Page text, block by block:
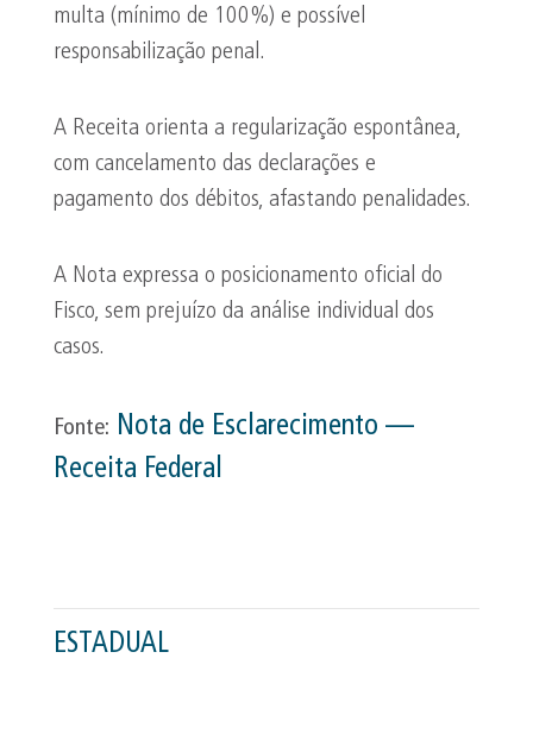
multa (mínimo de 100%) e possível
responsabilização penal.
A Receita orienta a regularização espontânea,
com cancelamento das declarações e
pagamento dos débitos, afastando penalidades.
A Nota expressa o posicionamento oficial do
Fisco, sem prejuízo da análise individual dos
casos.
Fonte: Nota de Esclarecimento —
Receita Federal
ESTADUAL